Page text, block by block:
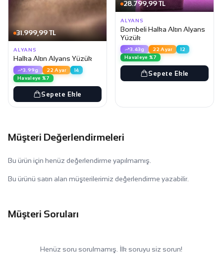
31.999,99 TL
ALYANS
Halka Altın Alyans Yüzük
3.99g 22 Ayar
14
Havaleye %7
Sepete Ekle
28.799,99 TL
ALYANS
Bombeli Halka Altın Alyans
Yüzük
3.43g 22 Ayar
12
Havaleye %7
Sepete Ekle
Müşteri Değerlendirmeleri
Bu ürün için henüz değerlendirme yapılmamış.
Bu ürünü satın alan müşterilerimiz değerlendirme yazabilir.
Müşteri Soruları
Henüz soru sorulmamış. İlk soruyu siz sorun!